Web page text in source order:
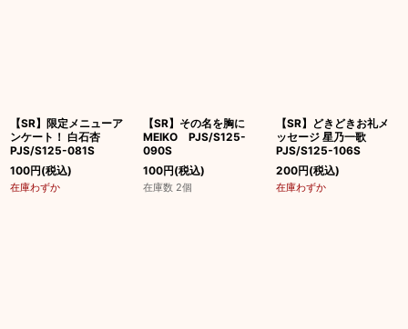
【SR】限定メニューア
ンケート！ 白石杏
PJS/S125-081S
100円(税込)
在庫わずか
【SR】その名を胸に
MEIKO PJS/S125-
090S
100円(税込)
在庫数 2個
【SR】どきどきお礼メ
ッセージ 星乃一歌
PJS/S125-106S
200円(税込)
在庫わずか